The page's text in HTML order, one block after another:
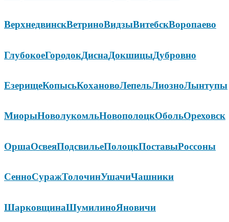
ВерхнедвинскВетриноВидзыВитебскВоропаево
ГлубокоеГородокДиснаДокшицыДубровно
ЕзерищеКопысьКохановоЛепельЛиозноЛынтупы
МиорыНоволукомльНовополоцкОбольОреховск
ОршаОсвеяПодсвильеПолоцкПоставыРоссоны
СенноСуражТолочинУшачиЧашники
ШарковщинаШумилиноЯновичи